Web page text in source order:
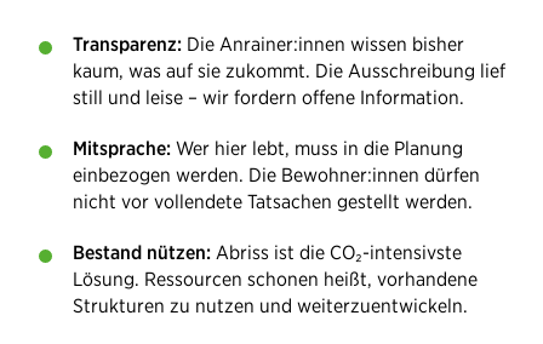
Transparenz: Die Anrainer:innen wissen bisher
kaum, was auf sie zukommt. Die Ausschreibung lief
still und leise – wir fordern offene Information.
Mitsprache: Wer hier lebt, muss in die Planung
einbezogen werden. Die Bewohner:innen dürfen
nicht vor vollendete Tatsachen gestellt werden.
Bestand nützen: Abriss ist die CO₂-intensivste
Lösung. Ressourcen schonen heißt, vorhandene
Strukturen zu nutzen und weiterzuentwickeln.